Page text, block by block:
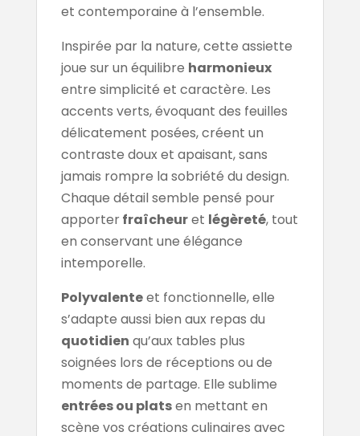
et contemporaine à l’ensemble.
Inspirée par la nature, cette assiette
joue sur un équilibre harmonieux
entre simplicité et caractère. Les
accents verts, évoquant des feuilles
délicatement posées, créent un
contraste doux et apaisant, sans
jamais rompre la sobriété du design.
Chaque détail semble pensé pour
apporterfraîcheuret légèreté, tout
en conservant une élégance
intemporelle.
Polyvalenteet fonctionnelle, elle
s’adapte aussi bien aux repas du
quotidien qu’aux tables plus
soignées lors de réceptions ou de
moments de partage. Elle sublime
entrées ou platsen mettant en
scène vos créations culinaires avec